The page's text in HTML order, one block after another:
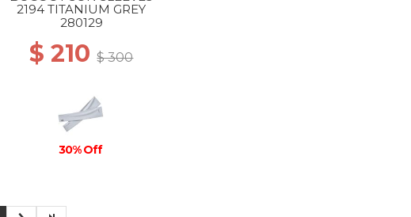
2194 TITANIUM GREY
280129
$ 210$ 300
30% Off